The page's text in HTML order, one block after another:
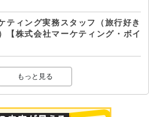
ティング実務スタッフ（旅行好き
【株式会社マーケティング・ボイ
もっと見る